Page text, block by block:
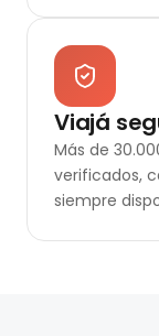
Viajá
Más de
verificados,
siempre